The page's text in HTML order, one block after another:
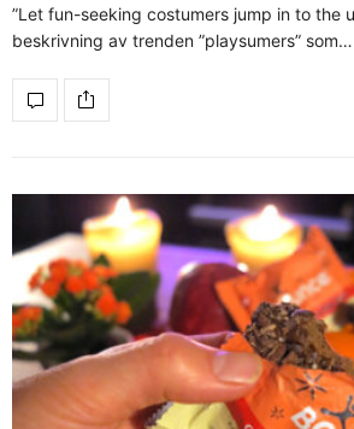
”Let fun-seeking costumers jump in to the
beskrivning av trenden ”playsumers” som…